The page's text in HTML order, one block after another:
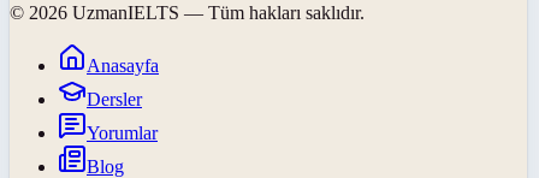
© 2026 UzmanIELTS — Tüm hakları saklıdır.
Anasayfa
Dersler
Yorumlar
Blog